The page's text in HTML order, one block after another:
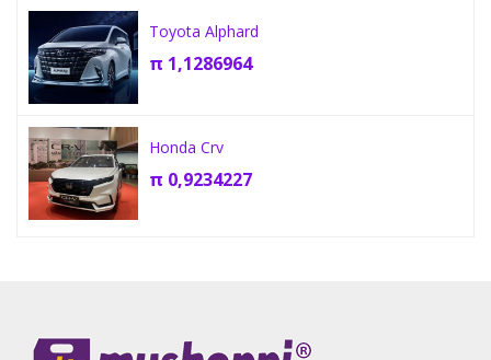
Toyota Alphard
π 1,1286964
Honda Crv
π 0,9234227